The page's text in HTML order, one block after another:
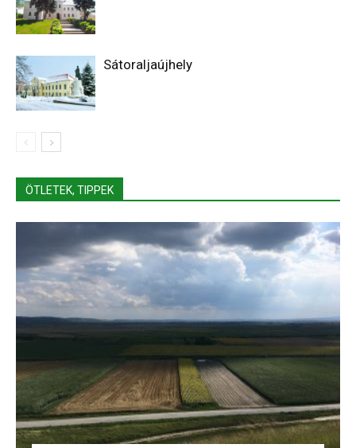
Sátoraljaújhely
ÖTLETEK, TIPPEK